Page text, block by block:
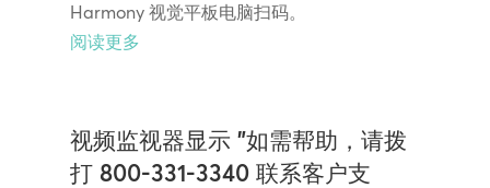
Harmony 视觉平板电脑扫码。
阅读更多
视频监视器显示 "如需帮助，请拨
打 800-331-3340 联系客户支